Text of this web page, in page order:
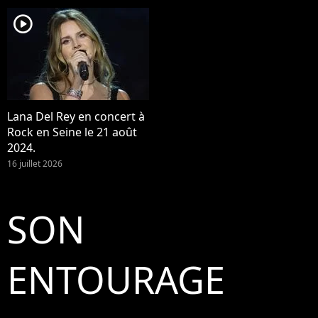
player2
Lana Del Rey en concert à
Rock en Seine le 21 août
2024.
16 juillet 2026
SON
ENTOURAGE